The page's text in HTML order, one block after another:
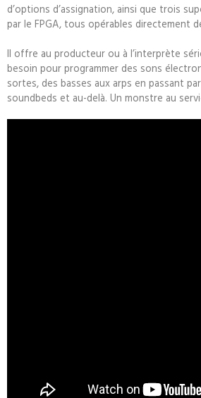
d’options d’assignation, ainsi que trois
par le FPGA, tous opérables directement
Il offre au producteur ou à l’interprète
besoin pour programmer des sons
sortes, des basses aux arps en passant
soundbeds et au-delà. Un monstre au